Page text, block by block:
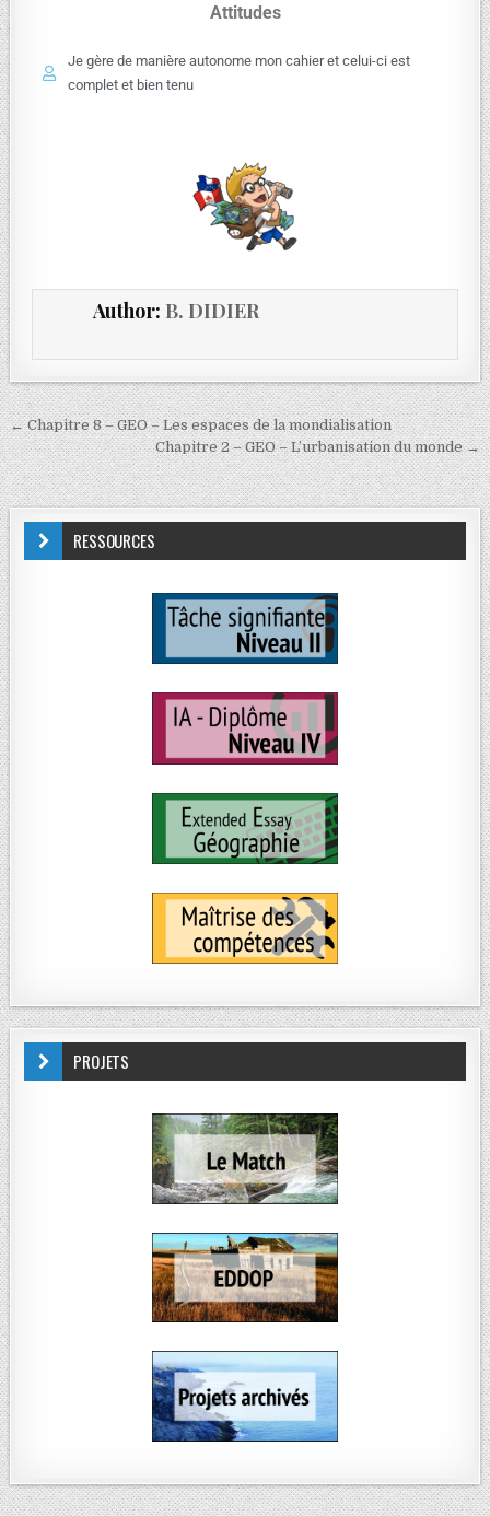
Attitudes
Je gère de manière autonome mon cahier et celui-ci est
complet et bien tenu
Author: B. DIDIER
← Chapitre 8 – GEO – Les espaces de la mondialisation
Chapitre 2 – GEO – L’urbanisation du monde →
RESSOURCES
PROJETS